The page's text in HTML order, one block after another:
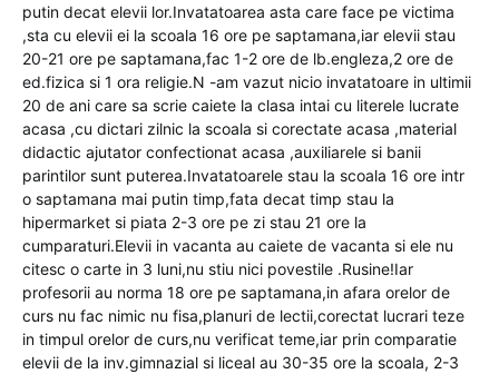
putin decat elevii lor.Invatatoarea asta care face pe victima
,sta cu elevii ei la scoala 16 ore pe saptamana,iar elevii stau
20-21 ore pe saptamana,fac 1-2 ore de lb.engleza,2 ore de
ed.fizica si 1 ora religie.N -am vazut nicio invatatoare in ultimii
20 de ani care sa scrie caiete la clasa intai cu literele lucrate
acasa ,cu dictari zilnic la scoala si corectate acasa ,material
didactic ajutator confectionat acasa ,auxiliarele si banii
parintilor sunt puterea.Invatatoarele stau la scoala 16 ore intr
o saptamana mai putin timp,fata decat timp stau la
hipermarket si piata 2-3 ore pe zi stau 21 ore la
cumparaturi.Elevii in vacanta au caiete de vacanta si ele nu
citesc o carte in 3 luni,nu stiu nici povestile .Rusine!Iar
profesorii au norma 18 ore pe saptamana,in afara orelor de
curs nu fac nimic nu fisa,planuri de lectii,corectat lucrari teze
in timpul orelor de curs,nu verificat teme,iar prin comparatie
elevii de la inv.gimnazial si liceal au 30-35 ore la scoala, 2-3